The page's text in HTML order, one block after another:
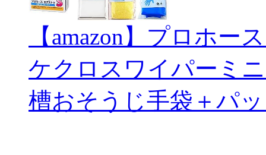
【amazon】プロホー
ケクロスワイパーミ
槽おそうじ手袋＋パ